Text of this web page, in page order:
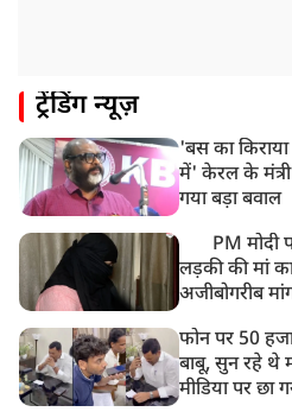
UP: लखनऊ में चलती कार में लगी
ट्रेंडिंग न्यूज़
'बस का
में' केरल के मंत्री
गया बड़ा बवाल
PM मोदी
लड़की की मां
अजीबोगरीब
फोन पर 50
बाबू, सुन रहे थे
मीडिया पर छा